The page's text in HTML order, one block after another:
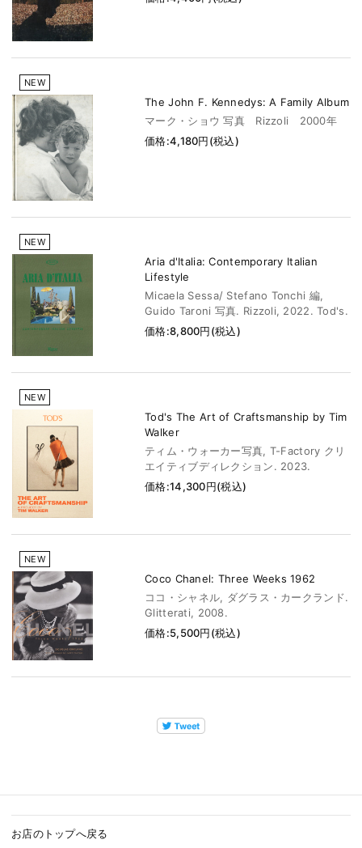
NEW
The John F. Kennedys: A Family Album
マーク・ショウ 写真 Rizzoli 2000年
価格:4,180円(税込)
NEW
Aria d'Italia: Contemporary Italian
Lifestyle
Micaela Sessa/ Stefano Tonchi 編,
Guido Taroni 写真. Rizzoli, 2022. Tod's.
価格:8,800円(税込)
NEW
Tod's The Art of Craftsmanship by Tim
Walker
ティム・ウォーカー写真, T-Factory クリ
エイティブディレクション. 2023.
価格:14,300円(税込)
NEW
Coco Chanel: Three Weeks 1962
ココ・シャネル, ダグラス・カークランド.
Glitterati, 2008.
価格:5,500円(税込)
お店のトップへ戻る